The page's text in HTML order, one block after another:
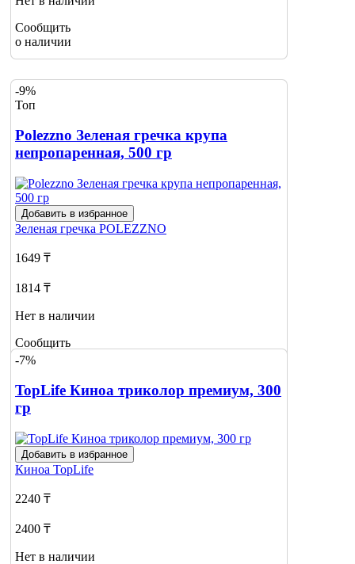
Сообщить
о наличии
-9%
Топ
Polezzno Зеленая гречка крупа
непропаренная, 500 гр
Добавить в избранное
Зеленая гречка POLEZZNO
1649 ₸
1814 ₸
Нет в наличии
Сообщить
о наличии
-7%
TopLife Киноа триколор премиум, 300
гр
Добавить в избранное
Киноа TopLife
2240 ₸
2400 ₸
Нет в наличии